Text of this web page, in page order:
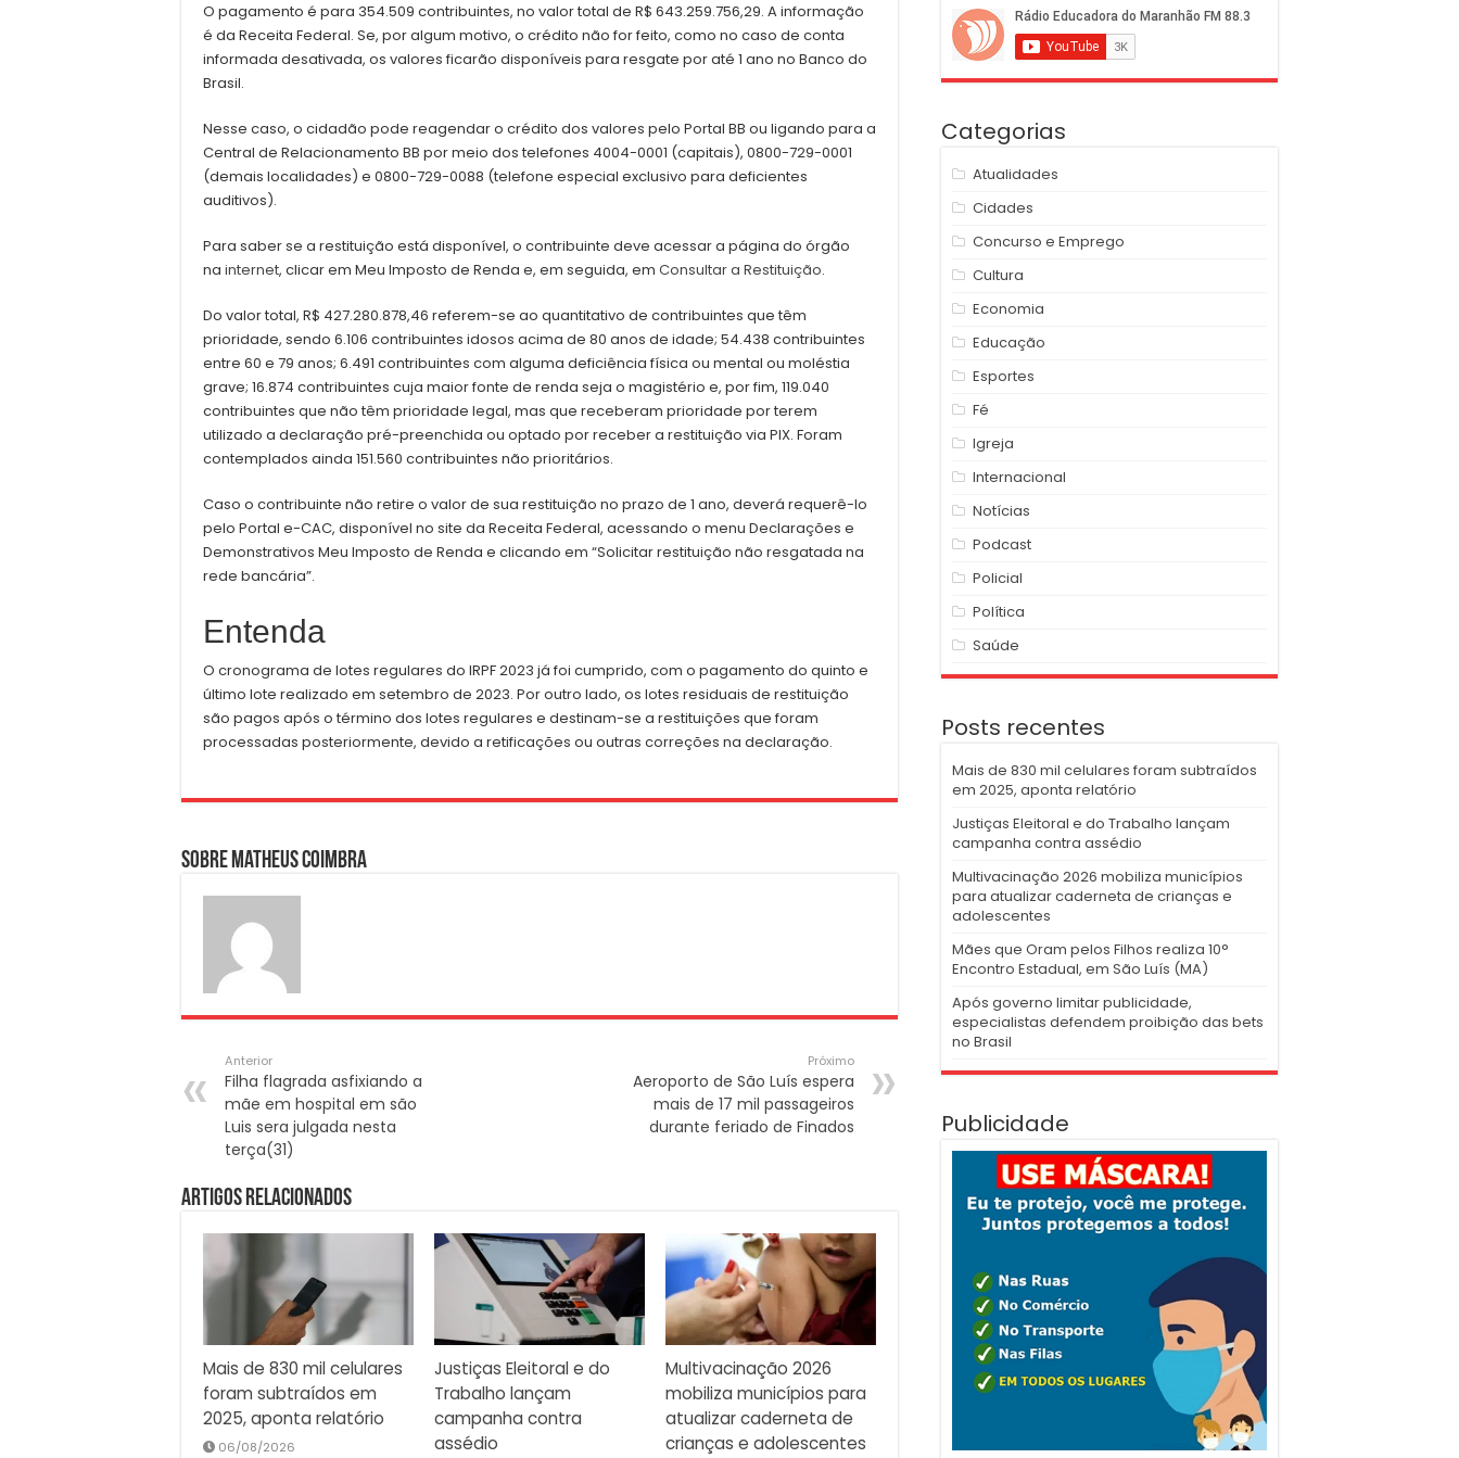
O pagamento é para 354.509 contribuintes, no valor total de R$ 643.259.756,29. A informação
é da Receita Federal. Se, por algum motivo, o crédito não for feito, como no caso de conta
informada desativada, os valores ficarão disponíveis para resgate por até 1 ano no Banco do
Brasil.
Nesse caso, o cidadão pode reagendar o crédito dos valores pelo Portal BB ou ligando para a
Central de Relacionamento BB por meio dos telefones 4004-0001 (capitais), 0800-729-0001
(demais localidades) e 0800-729-0088 (telefone especial exclusivo para deficientes
auditivos).
Para saber se a restituição está disponível, o contribuinte deve acessar a página do órgão
na internet, clicar em Meu Imposto de Renda e, em seguida, em Consultar a Restituição.
Do valor total, R$ 427.280.878,46 referem-se ao quantitativo de contribuintes que têm
prioridade, sendo 6.106 contribuintes idosos acima de 80 anos de idade; 54.438 contribuintes
entre 60 e 79 anos; 6.491 contribuintes com alguma deficiência física ou mental ou moléstia
grave; 16.874 contribuintes cuja maior fonte de renda seja o magistério e, por fim, 119.040
contribuintes que não têm prioridade legal, mas que receberam prioridade por terem
utilizado a declaração pré-preenchida ou optado por receber a restituição via PIX. Foram
contemplados ainda 151.560 contribuintes não prioritários.
Caso o contribuinte não retire o valor de sua restituição no prazo de 1 ano, deverá requerê-lo
pelo Portal e-CAC, disponível no site da Receita Federal, acessando o menu Declarações e
Demonstrativos Meu Imposto de Renda e clicando em “Solicitar restituição não resgatada na
rede bancária”.
Entenda
O cronograma de lotes regulares do IRPF 2023 já foi cumprido, com o pagamento do quinto e
último lote realizado em setembro de 2023. Por outro lado, os lotes residuais de restituição
são pagos após o término dos lotes regulares e destinam-se a restituições que foram
processadas posteriormente, devido a retificações ou outras correções na declaração.
Sobre Matheus Coimbra
Anterior
Filha flagrada asfixiando a
mãe em hospital em são
Luis sera julgada nesta
terça(31)
Próximo
Aeroporto de São Luís espera
mais de 17 mil passageiros
durante feriado de Finados
Artigos Relacionados
Mais de 830 mil celulares
foram subtraídos em
2025, aponta relatório
06/08/2026
Justiças Eleitoral e do
Trabalho lançam
campanha contra
assédio
Multivacinação 2026
mobiliza municípios para
atualizar caderneta de
crianças e adolescentes
Categorias
Atualidades
Cidades
Concurso e Emprego
Cultura
Economia
Educação
Esportes
Fé
Igreja
Internacional
Notícias
Podcast
Policial
Política
Saúde
Posts recentes
Mais de 830 mil celulares foram subtraídos
em 2025, aponta relatório
Justiças Eleitoral e do Trabalho lançam
campanha contra assédio
Multivacinação 2026 mobiliza municípios
para atualizar caderneta de crianças e
adolescentes
Mães que Oram pelos Filhos realiza 10°
Encontro Estadual, em São Luís (MA)
Após governo limitar publicidade,
especialistas defendem proibição das bets
no Brasil
Publicidade